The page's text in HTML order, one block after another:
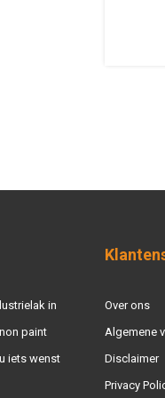
in
paint
iets wenst
Over ons
Algemene
Disclaimer
Privacy